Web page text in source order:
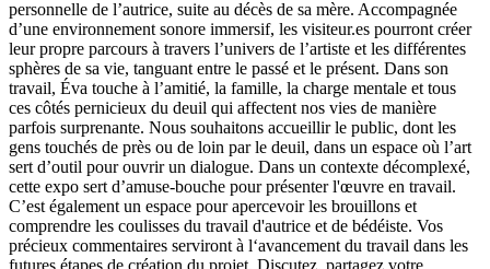
personnelle de l’autrice, suite au décès de sa mère. Accompagnée
d’une environnement sonore immersif, les visiteur.es pourront créer
leur propre parcours à travers l’univers de l’artiste et les différentes
sphères de sa vie, tanguant entre le passé et le présent. Dans son
travail, Éva touche à l’amitié, la famille, la charge mentale et tous
ces côtés pernicieux du deuil qui affectent nos vies de manière
parfois surprenante. Nous souhaitons accueillir le public, dont les
gens touchés de près ou de loin par le deuil, dans un espace où l’art
sert d’outil pour ouvrir un dialogue. Dans un contexte décomplexé,
cette expo sert d’amuse-bouche pour présenter l'œuvre en travail.
C’est également un espace pour apercevoir les brouillons et
comprendre les coulisses du travail d'autrice et de bédéiste. Vos
précieux commentaires serviront à l‘avancement du travail dans les